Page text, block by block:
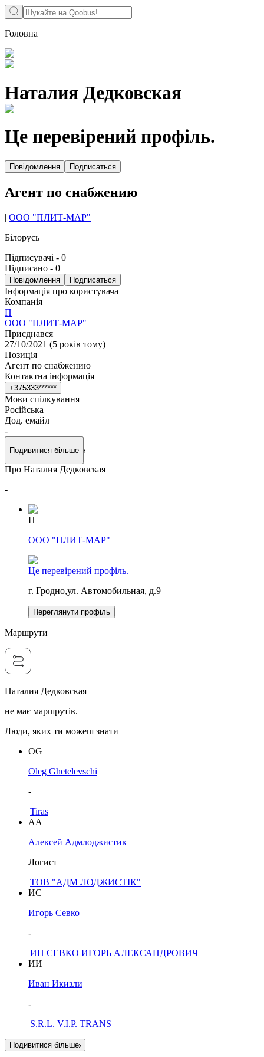
Головна
Наталия Дедковская
Це перевірений профіль.
Повідомлення Подписаться
Aгент по cнабжению
| ООО "ПЛИТ-МАР"
Білорусь
Підписувачі - 0
Підписано - 0
Повідомлення Подписаться
Інформація про користувача
Компанія
П
ООО "ПЛИТ-МАР"
Приєднався
27/10/2021 (5 років тому)
Позиція
Aгент по cнабжению
Контактна інформація
+375333******
Мови спілкування
Російська
Дод. емайл
-
Подивитися більше
Про Наталия Дедковская
-
П
ООО "ПЛИТ-МАР"
Це перевірений профіль.
г. Гродно,ул. Автомобильная, д.9
Переглянути профіль
Маршрути
Наталия Дедковская
не має маршрутів.
Люди, яких ти можеш знати
OG
Oleg Ghetelevschi
-
|Tiras
АА
Алексей Адмлоджистик
Логист
|ТОВ "АДМ ЛОДЖИСТІК"
ИС
Игорь Севко
-
|ИП СЕВКО ИГОРЬ АЛЕКСАНДРОВИЧ
ИИ
Иван Икизли
-
|S.R.L. V.I.P. TRANS
Подивитися більше